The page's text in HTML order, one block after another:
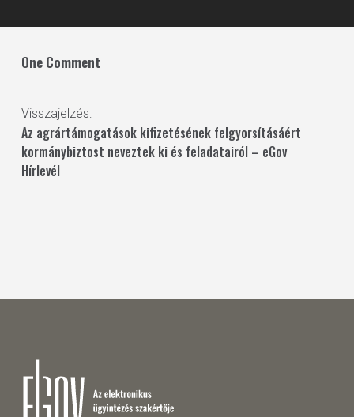
One Comment
Visszajelzés:
Az agrártámogatások kifizetésének felgyorsításáért
kormánybiztost neveztek ki és feladatairól – eGov
Hírlevél